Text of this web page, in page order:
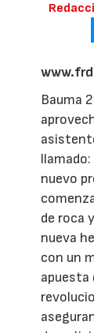
Bauma
llamado:
nuevo
de roca
nueva
con un
apuesta